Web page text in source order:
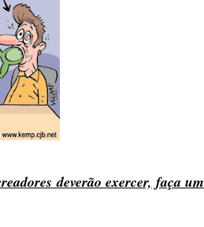
deverão exercer, faça um